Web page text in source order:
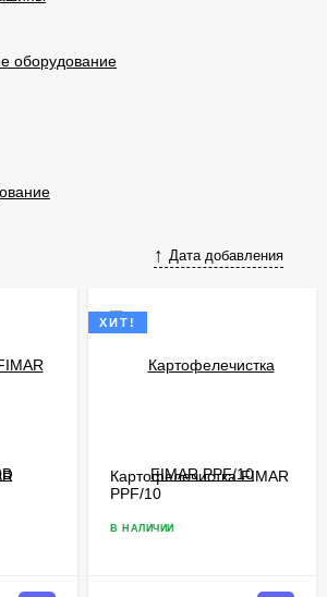
оборудование
Дата добавления
ХИТ!
Картофелечистка FIMAR
PPF/10
В НАЛИЧИИ